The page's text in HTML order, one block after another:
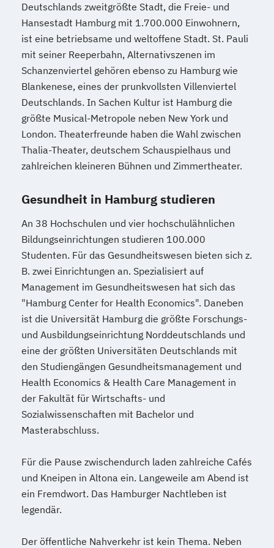
Deutschlands zweitgrößte Stadt, die Freie- und
Hansestadt Hamburg mit 1.700.000 Einwohnern,
ist eine betriebsame und weltoffene Stadt. St. Pauli
mit seiner Reeperbahn, Alternativszenen im
Schanzenviertel gehören ebenso zu Hamburg wie
Blankenese, eines der prunkvollsten Villenviertel
Deutschlands. In Sachen Kultur ist Hamburg die
größte Musical-Metropole neben New York und
London. Theaterfreunde haben die Wahl zwischen
Thalia-Theater, deutschem Schauspielhaus und
zahlreichen kleineren Bühnen und Zimmertheater.
Gesundheit in Hamburg studieren
An 38 Hochschulen und vier hochschulähnlichen
Bildungseinrichtungen studieren 100.000
Studenten. Für das Gesundheitswesen bieten sich z.
B. zwei Einrichtungen an. Spezialisiert auf
Management im Gesundheitswesen hat sich das
"Hamburg Center for Health Economics". Daneben
ist die Universität Hamburg die größte Forschungs-
und Ausbildungseinrichtung Norddeutschlands und
eine der größten Universitäten Deutschlands mit
den Studiengängen Gesundheitsmanagement und
Health Economics & Health Care Management in
der Fakultät für Wirtschafts- und
Sozialwissenschaften mit Bachelor und
Masterabschluss.
Für die Pause zwischendurch laden zahlreiche Cafés
und Kneipen in Altona ein. Langeweile am Abend ist
ein Fremdwort. Das Hamburger Nachtleben ist
legendär.
Der öffentliche Nahverkehr ist kein Thema. Neben